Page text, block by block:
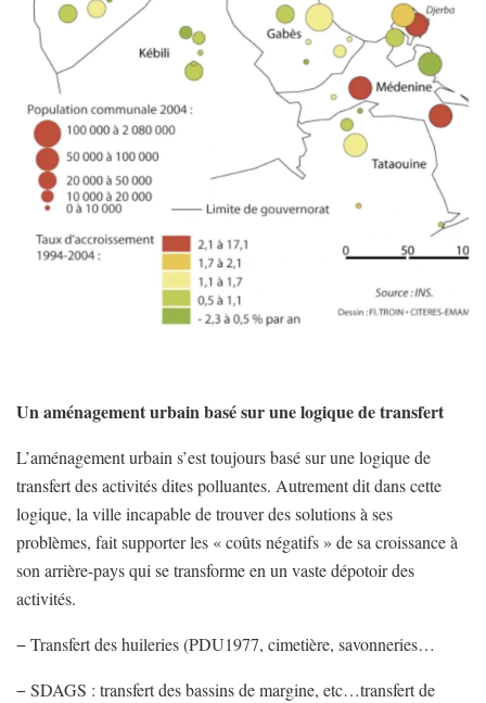
Un aménagement urbainbasé sur une logique de transfert
L’aménagement urbain s’est toujours basé sur une logique de
transfert des activités dites polluantes. Autrement dit dans cette
logique, la ville incapable de trouver des solutions à ses
problèmes, fait supporter les « coûts négatifs » de sa croissance à
son arrière-pays qui se transforme en un vaste dépotoir des
activités.
− Transfert des huileries (PDU1977, cimetière, savonneries…
− SDAGS : transfert des bassins de margine, etc…transfert de